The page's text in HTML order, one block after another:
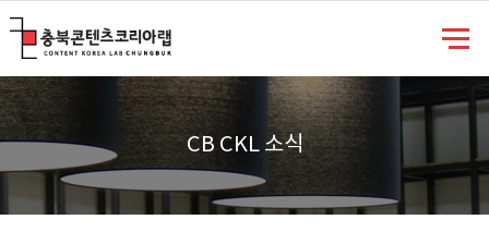
CB CKL 소식